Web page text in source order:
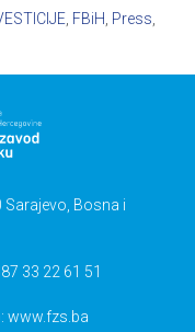
FBiH Press
Sarajevo, Bosna i
33 22 61 51
www.fzs.ba